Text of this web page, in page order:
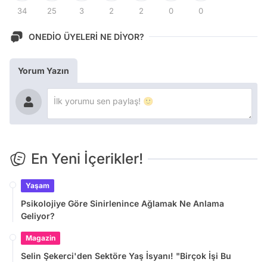
34 25 3 2 2 0 0
ONEDİO ÜYELERİ NE DİYOR?
Yorum Yazın
En Yeni İçerikler!
Yaşam
Psikolojiye Göre Sinirlenince Ağlamak Ne Anlama
Geliyor?
Magazin
Selin Şekerci'den Sektöre Yaş İsyanı! "Birçok İşi Bu